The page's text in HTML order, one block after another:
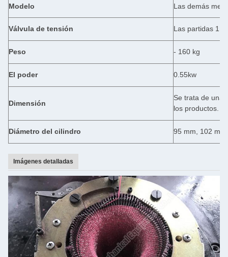
Modelo Las demás
Válvula de tensión Las partidas 1 y
Peso - 160 kg
El poder 0.55kw
Dimensión
Se trata de una
los productos.
Diámetro del cilindro 95 mm, 102
Imágenes detalladas